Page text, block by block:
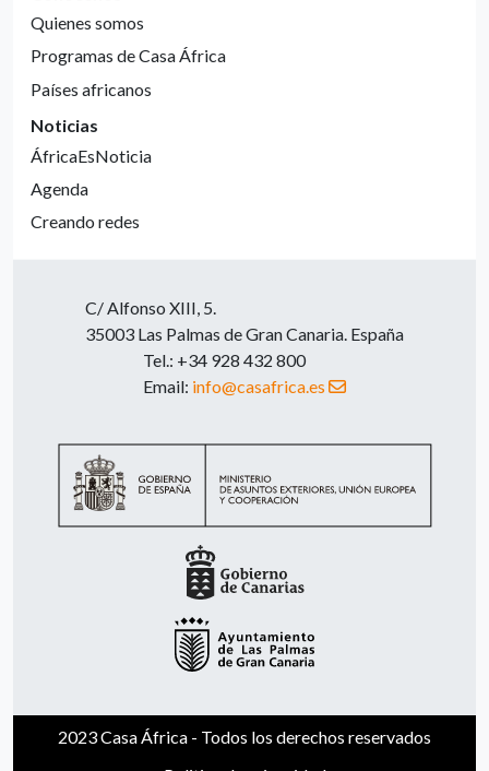
Quienes somos
Programas de Casa África
Países africanos
Noticias
ÁfricaEsNoticia
Agenda
Creando redes
C/ Alfonso XIII, 5.
35003 Las Palmas de Gran Canaria. España
Tel.: +34 928 432 800
Email: info@casafrica.es
2023 Casa África - Todos los derechos reservados